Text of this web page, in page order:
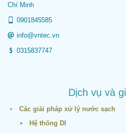
Chí Minh
0901845585
info@vntec.vn
0315837747
Dịch vụ và
Các giải pháp xử lý nước sạch
Hệ thống DI